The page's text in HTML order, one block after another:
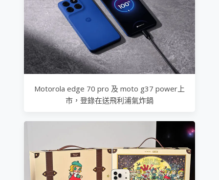
Motorola edge 70 pro 及 moto g37 power上
市，登錄在送飛利浦氣炸鍋